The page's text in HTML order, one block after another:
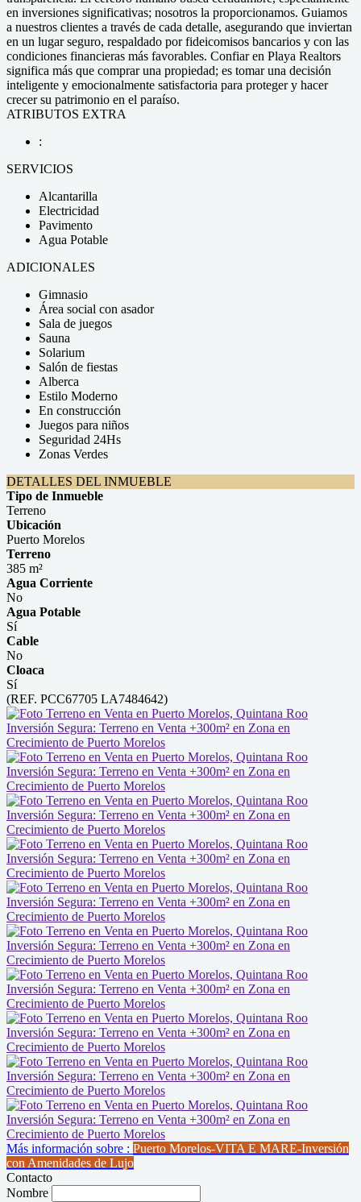
en inversiones significativas; nosotros la proporcionamos. Guiamos
a nuestros clientes a través de cada detalle, asegurando que inviertan
en un lugar seguro, respaldado por fideicomisos bancarios y con las
condiciones financieras más favorables. Confiar en Playa Realtors
significa más que comprar una propiedad; es tomar una decisión
inteligente y emocionalmente satisfactoria para proteger y hacer
crecer su patrimonio en el paraíso.
ATRIBUTOS EXTRA
:
SERVICIOS
Alcantarilla
Electricidad
Pavimento
Agua Potable
ADICIONALES
Gimnasio
Área social con asador
Sala de juegos
Sauna
Solarium
Salón de fiestas
Alberca
Estilo Moderno
En construcción
Juegos para niños
Seguridad 24Hs
Zonas Verdes
DETALLES DEL INMUEBLE
Tipo de Inmueble
Terreno
Ubicación
Puerto Morelos
Terreno
385 m²
Agua Corriente
No
Agua Potable
Sí
Cable
No
Cloaca
Sí
(REF. PCC67705 LA7484642)
Más información sobre : Puerto Morelos-VITA E MARE-Inversión
con Amenidades de Lujo
Contacto
Nombre